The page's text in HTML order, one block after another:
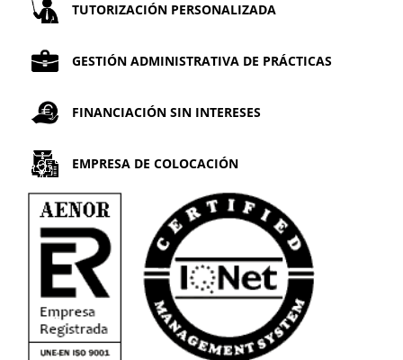
TUTORIZACIÓN PERSONALIZADA
GESTIÓN ADMINISTRATIVA DE PRÁCTICAS
FINANCIACIÓN SIN INTERESES
EMPRESA DE COLOCACIÓN